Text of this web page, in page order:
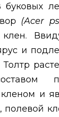
(Acer
клен.
и
и